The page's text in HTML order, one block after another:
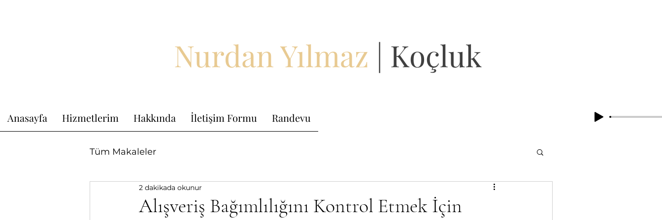
Nurdan Yılmaz | Koçluk
Anasayfa Hizmetlerim Hakkında İletişim Formu Randevu
Tüm Makaleler
Alışveriş Bağımlılığını Kontrol Etmek İçin
2 dakikada okunur